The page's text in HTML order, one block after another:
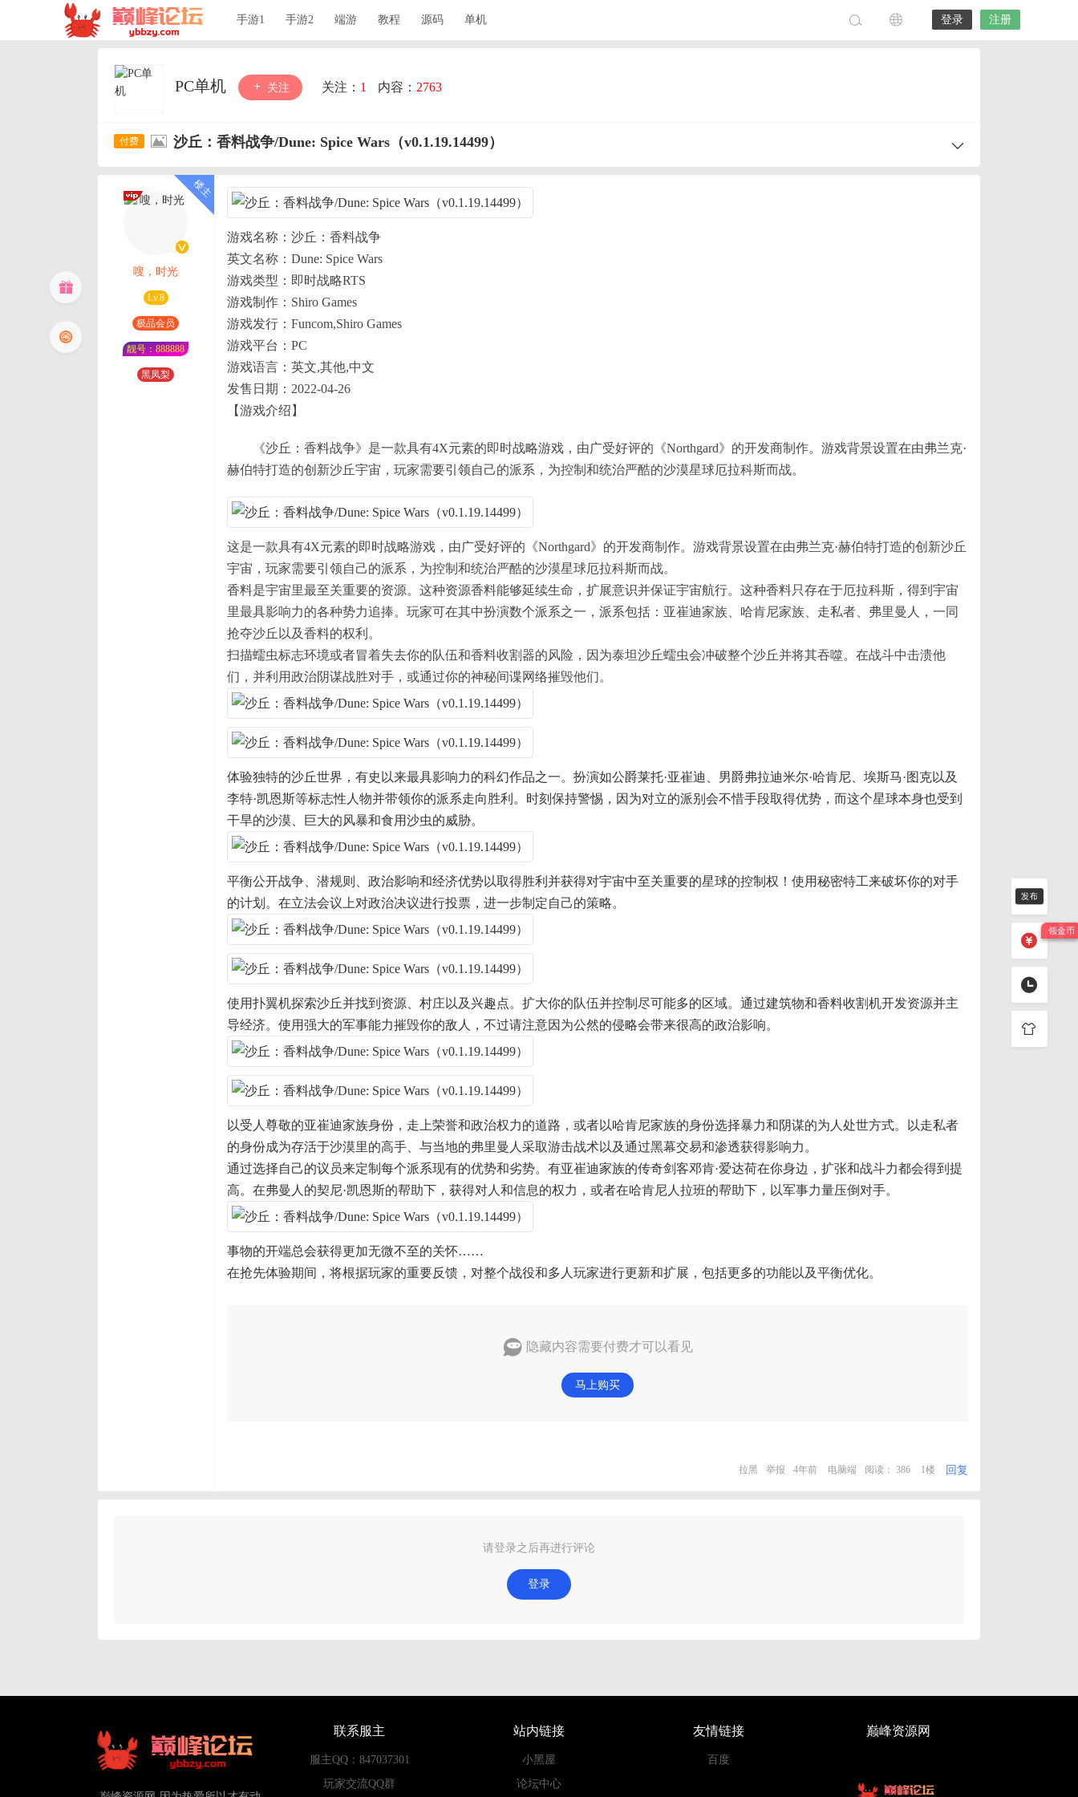
手游1 手游2 端游 教程 源码 单机 登录 注册
PC单机 关注 关注： 1 内容： 2763
沙丘：香料战争/Dune: Spice Wars（v0.1.19.14499）
嗖，时光
Lv.8
极品会员
靓号：888888
黑凤梨
游戏名称：沙丘：香料战争
英文名称：Dune: Spice Wars
游戏类型：即时战略RTS
游戏制作：Shiro Games
游戏发行：Funcom,Shiro Games
游戏平台：PC
游戏语言：英文,其他,中文
发售日期：2022-04-26
【游戏介绍】
《沙丘：香料战争》是一款具有4X元素的即时战略游戏，由广受好评的《Northgard》的开发商制作。游戏背景设置在由弗兰克·
赫伯特打造的创新沙丘宇宙，玩家需要引领自己的派系，为控制和统治严酷的沙漠星球厄拉科斯而战。
这是一款具有4X元素的即时战略游戏，由广受好评的《Northgard》的开发商制作。游戏背景设置在由弗兰克·赫伯特打造的创新沙丘
宇宙，玩家需要引领自己的派系，为控制和统治严酷的沙漠星球厄拉科斯而战。
香料是宇宙里最至关重要的资源。这种资源香料能够延续生命，扩展意识并保证宇宙航行。这种香料只存在于厄拉科斯，得到宇宙
里最具影响力的各种势力追捧。玩家可在其中扮演数个派系之一，派系包括：亚崔迪家族、哈肯尼家族、走私者、弗里曼人，一同
抢夺沙丘以及香料的权利。
扫描蠕虫标志环境或者冒着失去你的队伍和香料收割器的风险，因为泰坦沙丘蠕虫会冲破整个沙丘并将其吞噬。在战斗中击溃他
们，并利用政治阴谋战胜对手，或通过你的神秘间谍网络摧毁他们。
体验独特的沙丘世界，有史以来最具影响力的科幻作品之一。扮演如公爵莱托·亚崔迪、男爵弗拉迪米尔·哈肯尼、埃斯马·图克以及
李特·凯恩斯等标志性人物并带领你的派系走向胜利。时刻保持警惕，因为对立的派别会不惜手段取得优势，而这个星球本身也受到
干旱的沙漠、巨大的风暴和食用沙虫的威胁。
平衡公开战争、潜规则、政治影响和经济优势以取得胜利并获得对宇宙中至关重要的星球的控制权！使用秘密特工来破坏你的对手
的计划。在立法会议上对政治决议进行投票，进一步制定自己的策略。
使用扑翼机探索沙丘并找到资源、村庄以及兴趣点。扩大你的队伍并控制尽可能多的区域。通过建筑物和香料收割机开发资源并主
导经济。使用强大的军事能力摧毁你的敌人，不过请注意因为公然的侵略会带来很高的政治影响。
以受人尊敬的亚崔迪家族身份，走上荣誉和政治权力的道路，或者以哈肯尼家族的身份选择暴力和阴谋的为人处世方式。以走私者
的身份成为存活于沙漠里的高手、与当地的弗里曼人采取游击战术以及通过黑幕交易和渗透获得影响力。
通过选择自己的议员来定制每个派系现有的优势和劣势。有亚崔迪家族的传奇剑客邓肯·爱达荷在你身边，扩张和战斗力都会得到提
高。在弗曼人的契尼·凯恩斯的帮助下，获得对人和信息的权力，或者在哈肯尼人拉班的帮助下，以军事力量压倒对手。
事物的开端总会获得更加无微不至的关怀……
在抢先体验期间，将根据玩家的重要反馈，对整个战役和多人玩家进行更新和扩展，包括更多的功能以及平衡优化。
隐藏内容需要付费才可以看见
马上购买
拉黑 举报 4年前 电脑端 阅读： 386 1楼 回复
请登录之后再进行评论
登录
联系服主
服主QQ：847037301
玩家交流QQ群
站内链接
小黑屋
论坛中心
友情链接
百度
巅峰资源网